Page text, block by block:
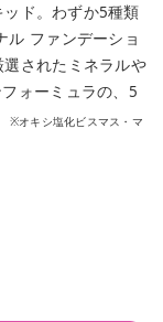
ッド。わずか5種類
ル ファンデーショ
されたミネラルや
ォーミュラの、5
※オキシ塩化ビスマス・マ